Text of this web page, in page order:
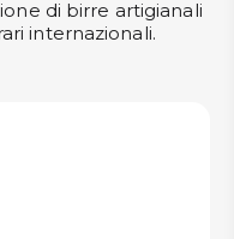
di birre artigianali
internazionali.